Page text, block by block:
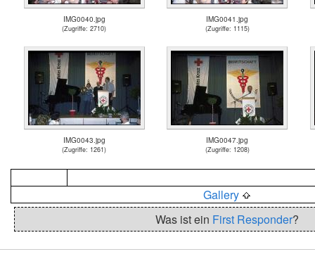
IMG0040.jpg
(Zugriffe: 2710)
IMG0041.jpg
(Zugriffe: 1115)
IMG0043.jpg
(Zugriffe: 1261)
IMG0047.jpg
(Zugriffe: 1208)
Gallery
Was ist ein First Responder?